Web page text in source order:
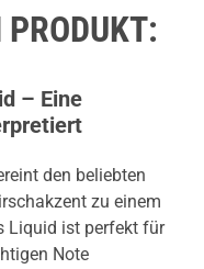
– Eine
den beliebten
zu einem
Liquid ist perfekt für
Note